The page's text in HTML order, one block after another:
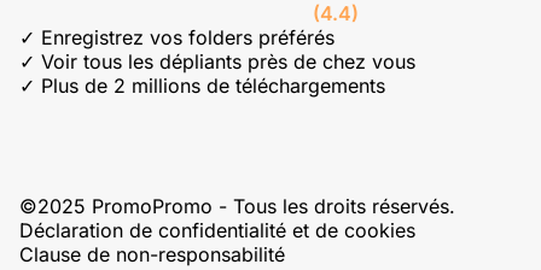
(4.4)
✓ Enregistrez vos folders préférés
✓ Voir tous les dépliants près de chez vous
✓ Plus de 2 millions de téléchargements
©2025 PromoPromo - Tous les droits réservés.
Déclaration de confidentialité et de cookies
Clause de non-responsabilité